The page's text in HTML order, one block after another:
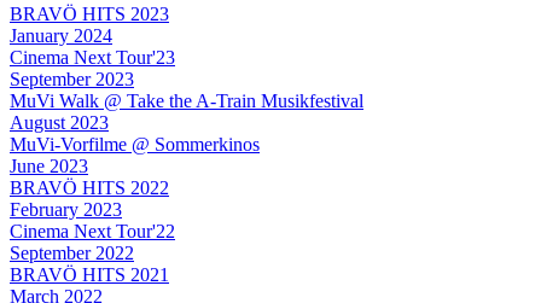
BRAVÖ HITS 2023
January 2024
Cinema Next Tour'23
September 2023
MuVi Walk @ Take the A-Train Musikfestival
August 2023
MuVi-Vorfilme @ Sommerkinos
June 2023
BRAVÖ HITS 2022
February 2023
Cinema Next Tour'22
September 2022
BRAVÖ HITS 2021
March 2022